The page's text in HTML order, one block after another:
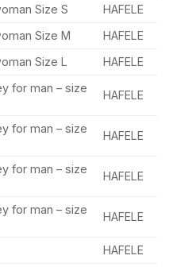
Size S
HAFELE
Size M
HAFELE
Size L HAFELE
for man – size
HAFELE
for man – size
HAFELE
for man – size
HAFELE
for man – size
HAFELE
HAFELE